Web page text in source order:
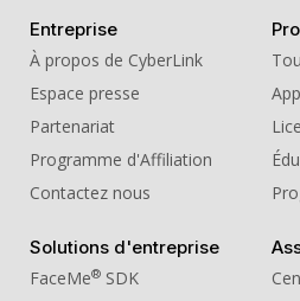
Entreprise
À propos de CyberLink
Espace presse
Partenariat
Programme d'Affiliation
Contactez nous
Solutions d'entreprise
FaceMe® SDK